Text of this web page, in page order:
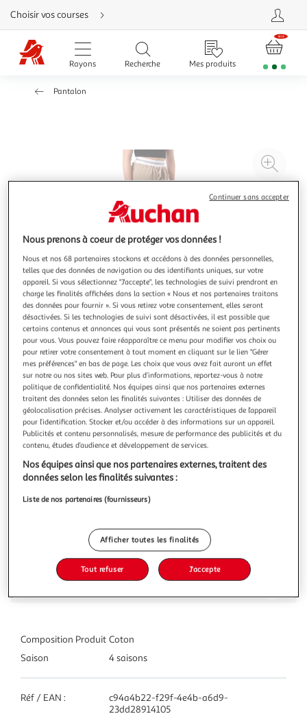
Aller
directement
au
contenu
Aller
directement
Aller
besoin
Choisir vos courses
Rayons Recherche Mes produits
Pantalon
à
Illustration
précédente
Illustration
suivante
MONDAY PREMIUM
Pantalon Fluide Femme Monday Premium Wide
Optez pour ce pantalon Monday Premium- Coloris : Beige-
Taille élastique- Taille haute- Composition : 60% coton,
40% polyester
En savoir +
Afficher le prix
Composition Produit Coton
Saison
4 saisons
Réf / EAN :
c94a4b22-f29f-4e4b-a6d9-
23dd28914105
Nous prenons à coeur de protéger vos données !
Nous et nos 68 partenaires stockons et accédons à des données personnelles,
telles que des données de navigation ou des identifiants uniques, sur votre
appareil. Si vous sélectionnez "J'accepte", les technologies de suivi prendront en
charge les finalités affichées dans la section « Nous et nos partenaires traitons
des données pour fournir ». Si vous retirez votre consentement, elles seront
désactivées. Si les technologies de suivi sont désactivées, il est possible que
certains contenus et annonces qui vous sont présentés ne soient pas pertinents
pour vous. Vous pouvez faire réapparaître ce menu pour modifier vos choix ou
pour retirer votre consentement à tout moment en cliquant sur le lien "Gérer
mes préférences" en bas de page. Les choix que vous avez fait auront un effet
sur notre ou nos sites web. Pour plus d’informations, reportez-vous à notre
politique de confidentialité. Nos équipes ainsi que nos partenaires externes
traitent des données selon les finalités suivantes : Utiliser des données de
géolocalisation précises. Analyser activement les caractéristiques de l’appareil
pour l’identification. Stocker et/ou accéder à des informations sur un appareil.
Publicités et contenu personnalisés, mesure de performance des publicités et du
contenu, études d’audience et développement de services.
Nos équipes ainsi que nos partenaires externes, traitent des
données selon les finalités suivantes :
Liste de nos partenaires (fournisseurs)
Afficher toutes les finalités
Tout refuser J'accepte
Continuer sans accepter